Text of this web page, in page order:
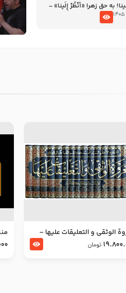
به‌ حق زهرا «أُنْظُرْ إِلَینا» –
ماه محرّم 1405
الوثقى و التعليقات عليها –
جدید
تومان